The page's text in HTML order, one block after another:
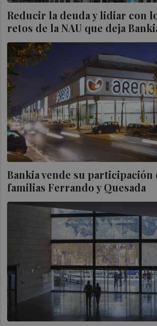
Reducir la deuda y lidiar con
retos de la NAU que deja
Bankia vende su participación
familias Ferrando y Quesada